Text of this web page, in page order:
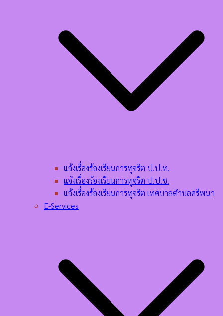
แจ้งเรื่องร้องเรียนการทุจริต ป.ป.ท.
แจ้งเรื่องร้องเรียนการทุจริต ป.ป.ช.
แจ้งเรื่องร้องเรียนการทุจริต เทศบาลตำบลศรีพนา
E-Services